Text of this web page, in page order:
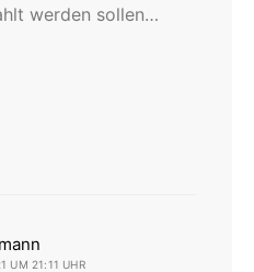
werden sollen…
UM 21:11 UHR